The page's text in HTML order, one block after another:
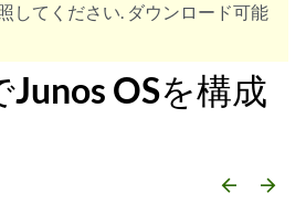
してください. ダウンロード可能
OSを構成
arrow_backward arrow_forward